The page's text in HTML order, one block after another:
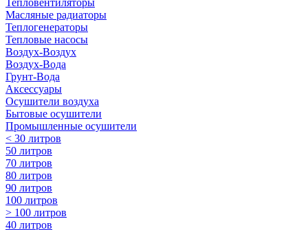
Тепловентиляторы
Масляные радиаторы
Теплогенераторы
Тепловые насосы
Воздух-Воздух
Воздух-Вода
Грунт-Вода
Аксессуары
Осушители воздуха
Бытовые осушители
Промышленные осушители
< 30 литров
50 литров
70 литров
80 литров
90 литров
100 литров
> 100 литров
40 литров